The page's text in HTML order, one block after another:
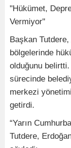
"Hükümet,
Vermiyor"
Başkan Tutdere,
bölgelerinde
olduğunu
sürecinde
merkezi
getirdi.
“Yarın
Tutdere,